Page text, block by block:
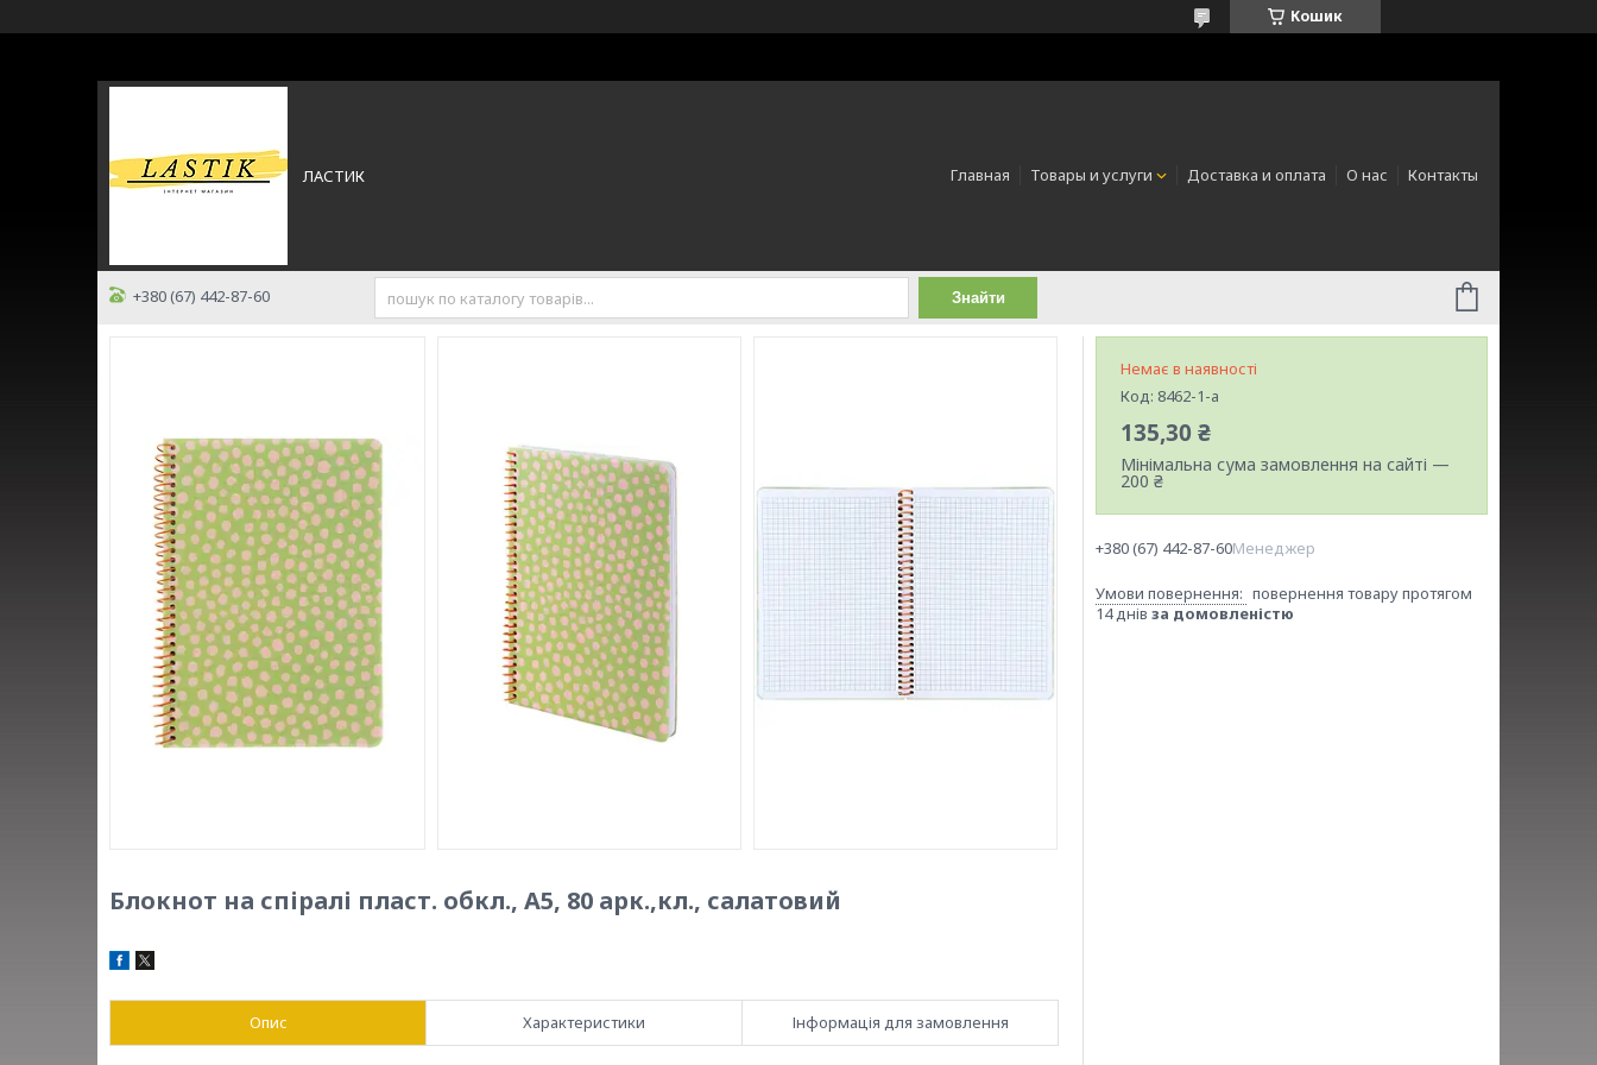
Кошик
ЛАСТИК Главная Товары и услуги Доставка и оплата О нас Контакты
+380 (67) 442-87-60 Знайти
Блокнот на спіралі пласт. обкл., А5, 80 арк.,кл., салатовий
Опис Характеристики Інформація для замовлення
Немає в наявності
Код: 8462-1-a
135,30 ₴
Мінімальна сума замовлення на сайті —
200 ₴
+380 (67) 442-87-60Менеджер
повернення товару протягом
14 днів за домовленістю